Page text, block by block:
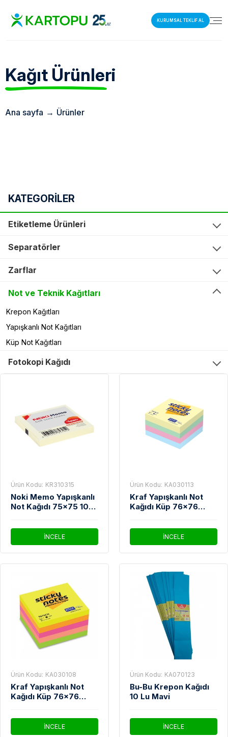
KURUMSAL TEKLİF AL
Kağıt Ürünleri
Ana sayfa → Ürünler
KATEGORİLER
Etiketleme Ürünleri
Separatörler
Zarflar
Not ve Teknik Kağıtları
Krepon Kağıtları
Yapışkanlı Not Kağıtları
Küp Not Kağıtları
Fotokopi Kağıdı
Ürün Kodu: KR310315
Noki Memo Yapışkanlı
Not Kağıdı 75x75 100
İNCELE
Ürün Kodu: KA030113
Kraf Yapışkanlı Not
Kağıdı Küp 76x76
İNCELE
Ürün Kodu: KA030108
Kraf Yapışkanlı Not
Kağıdı Küp 76x76
İNCELE
Ürün Kodu: KA070123
Bu-Bu Krepon Kağıdı
10 Lu Mavi
İNCELE